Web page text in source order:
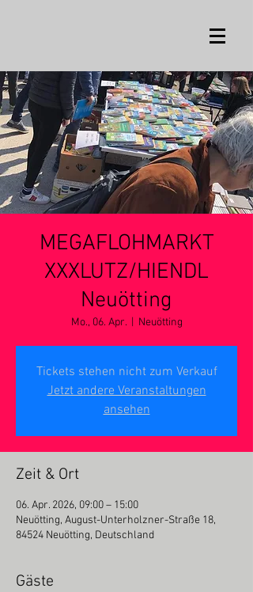
MEGAFLOHMARKT
XXXLUTZ/HIENDL
Neuötting
Mo., 06. Apr.
  |
Neuötting
Tickets stehen nicht zum Verkauf
Jetzt andere Veranstaltungen
ansehen
Zeit & Ort
06. Apr. 2026, 09:00 – 15:00
Neuötting, August-Unterholzner-Straße 18,
84524 Neuötting, Deutschland
Gäste